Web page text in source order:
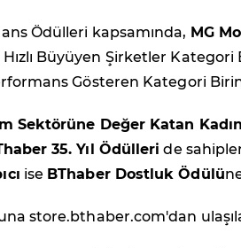
Ödülleri kapsamında, MG
Hızlı Büyüyen Şirketler
Gösteren Kategori
Sektörüne Değer Katan
35. Yıl Ödülleri de
ise BThaber Dostluk Ödülü
store.bthaber.com'dan